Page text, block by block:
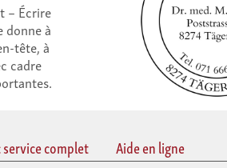
– Écrire
donne à
tête, à
cadre
complet Aide en ligne